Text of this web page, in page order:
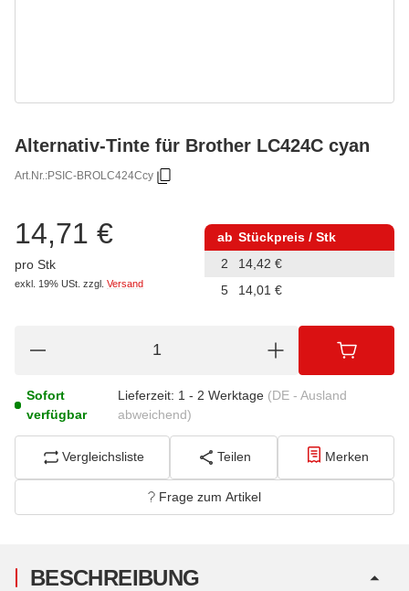
Alternativ-Tinte für Brother LC424C cyan
Art.Nr.:PSIC-BROLC424Ccy
14,71 €
pro Stk
exkl. 19% USt. zzgl. Versand
ab Stückpreis / Stk
2
14,42 €
5
14,01 €
Sofort
verfügbar
Lieferzeit: 1 - 2 Werktage (DE - Ausland
abweichend)
Vergleichsliste Teilen Merken
Frage zum Artikel
BESCHREIBUNG